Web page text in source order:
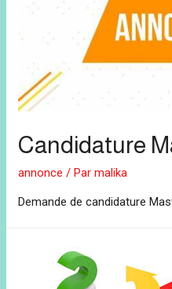
Candidature
annonce / Parmalika
Demande de candidature